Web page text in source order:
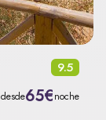
9.5
desde65€noche